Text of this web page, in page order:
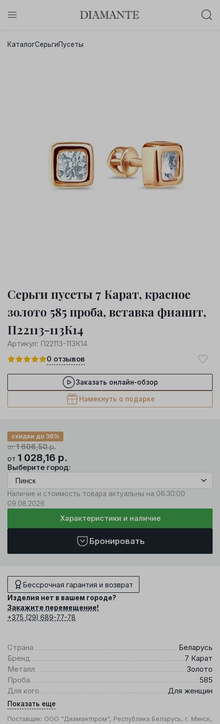
КаталогСерьгиПусеты
Серьги пусеты 7 Карат, красное
золото 585 проба, вставка фианит,
П22113-113К14
Артикул: П22113-113К14
0 отзывов
Заказать онлайн-обзор
Намекнуть о подарке
от1 606,50р.
скидки до 36%
от 1 028,16 р.
Выберите город:
Наличие и стоимость товара актуальны на 06:30:00
09.08.2026
Характеристики и наличие
Бронировать
Бессрочная гарантия и возврат
Изделия нет в вашем городе?
Закажите перемещение!
+375 (29) 689-77-78
Страна
Беларусь
Бренд
7 Карат
Металл
Золото
Проба
585
Для кого
Для женщин
Показать еще
Поставщик: ООО "Диамантпром", Республика Беларусь, г. Минск,